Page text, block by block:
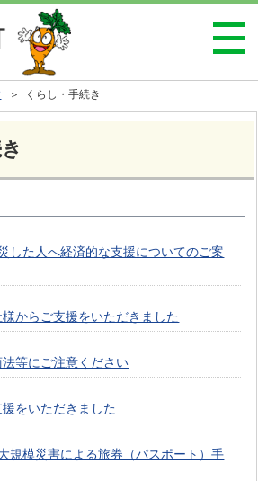
＞ くらし・手続き
した人へ経済的な支援についてのご案
からご支援をいただきました
等にご注意ください
をいただきました
規模災害による旅券（パスポート）手